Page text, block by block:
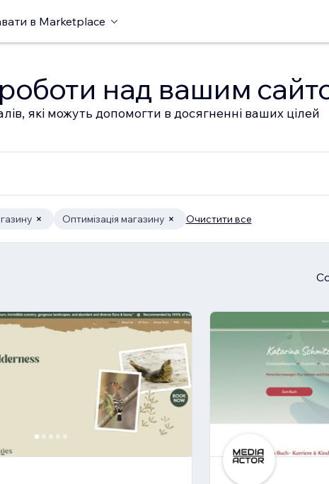
в Marketplace
над вашим
які можуть допомогти в досягненні ваших цілей
Оптимізація магазину Очистити все